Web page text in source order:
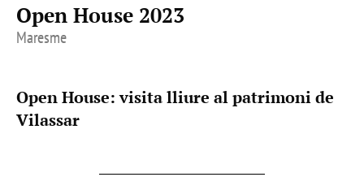
Open House 2023
Maresme
Open House: visita lliure al patrimoni de
Vilassar